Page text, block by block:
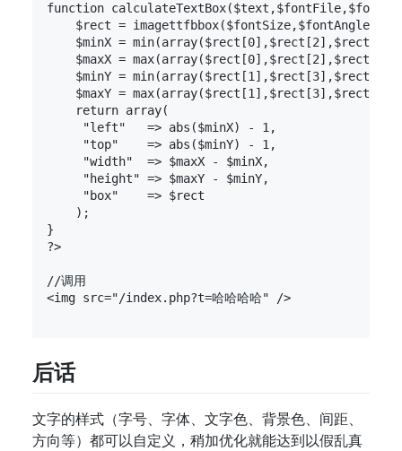
function
$rect =
$minX =
$maxX =
$minY =
$maxY =
    return array(
     "left"   => abs($minX) - 1,
     "top"    => abs($minY) - 1,
     "width"  => $maxX - $minX,
     "height" => $maxY - $minY,
     "box"    => $rect
    );
}
?>
//调用
<img src="/index.php?t=哈哈哈哈" />
后话
文字的样式（字号、字体、文字色、背景色、间距、
方向等）都可以自定义，稍加优化就能达到以假乱真